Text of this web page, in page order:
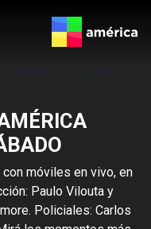
móviles en vivo, en
Paulo Vilouta y
Policiales: Carlos